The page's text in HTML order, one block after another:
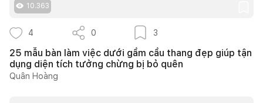
10.363
4 0 3
25 mẫu bàn làm việc dưới gầm cầu thang đẹp giúp tận
dụng diện tích tưởng chừng bị bỏ quên
Quân Hoàng